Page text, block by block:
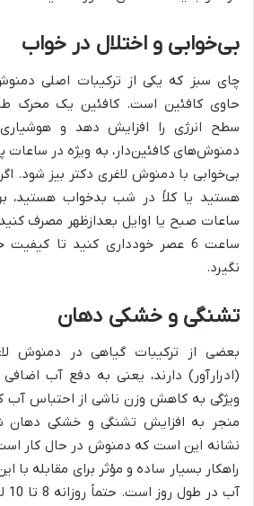
بی‌خوابی و اختلال در خواب
چای سبز که یکی از ترکیبات اصلی
حاوی کافئین است. کافئین یک محرک
سطح انرژی را افزایش دهد و
دمنوش‌های کافئین‌دار، به ویژه در ساعات
بی‌خوابی با دمنوش لاغری دکتر بیز شود.
هستید یا کلاً در شب بدخواب هستید،
ساعات صبح یا اوایل بعدازظهر مصرف
ساعت 6 عصر خودداری کنید تا
نگیرد.
تشنگی و خشکی دهان
بعضی از ترکیبات گیاهی در دمنوش
(ادرارآور) دارند، یعنی به دفع آب
ویژگی به کاهش وزن ناشی از احتباس آب
منجر به افزایش تشنگی و خشکی دهان
نشانه این است که دمنوش در حال کار
راهکار بسیار ساده و مؤثر برای مقابله